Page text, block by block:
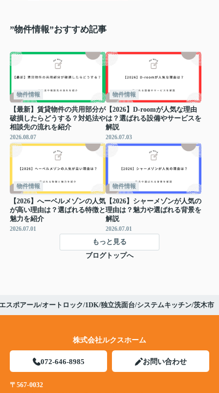
”物件情報”おすすめ記事
物件情報
【最新】賃貸物件の共用部分が
破損したらどうする？対処法や
相談先の流れを紹介
2026.08.07
物件情報
【2026】D-roomが人気な理由
は？選ばれる設備やサービスを
解説
2026.07.03
物件情報
【2026】へーベルメゾンの人気
が高い理由は？選ばれる特徴と
魅力を紹介
2026.07.01
物件情報
【2026】シャーメゾンが人気の
理由は？魅力や選ばれる背景を
解説
2026.07.01
もっと見る
ブログトップへ
スポアール/オートロック/1DK/独立洗面台/システムキッチン/茨木市
株式会社ルクスホーム
072-646-8985 お問い合わせ
〒567-0032